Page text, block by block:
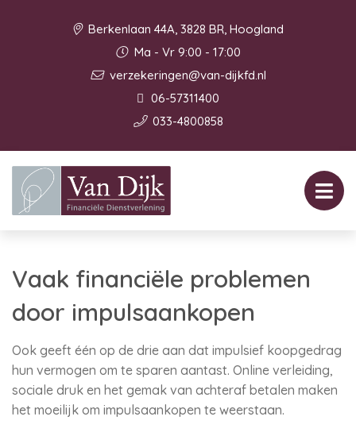
Berkenlaan 44A, 3828 BR, Hoogland
Ma - Vr 9:00 - 17:00
verzekeringen@van-dijkfd.nl
06-57311400
033-4800858
Vaak financiële problemen
door impulsaankopen
Ook geeft één op de drie aan dat impulsief koopgedrag
hun vermogen om te sparen aantast. Online verleiding,
sociale druk en het gemak van achteraf betalen maken
het moeilijk om impulsaankopen te weerstaan.